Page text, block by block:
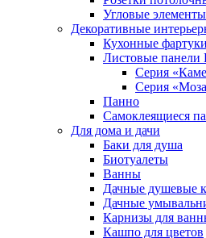
Угловые элементы
Декоративные
Кухонные
Листовые
Серия
Серия
Панно
Самоклеящиеся
Для дома и дачи
Баки для душа
Биотуалеты
Ванны
Дачные душевые
Дачные
Карнизы для
Кашпо для цветов